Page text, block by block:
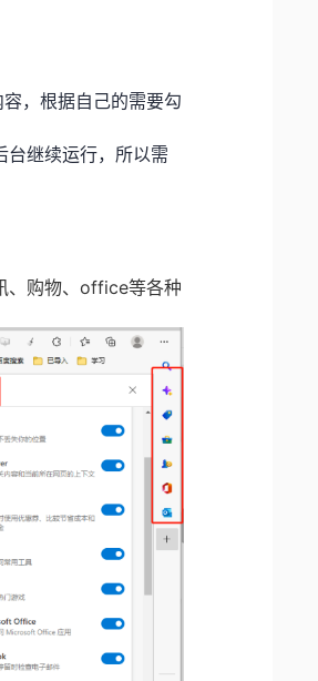
，根据自己的需要勾
台继续运行，所以需
、购物、office等各种